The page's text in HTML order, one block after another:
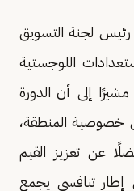
رئيس لجنة التسويق
اللوجستية
إلى أن الدورة
خصوصية المنطقة،
عن تعزيز القيم
إطار تنافسي يجمع